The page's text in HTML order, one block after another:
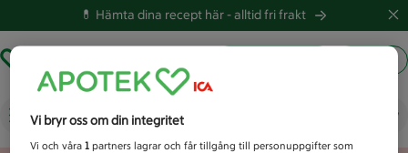
💊 Hämta dina recept här -alltid fri frakt
Vad letar du efter idag?
Vi bryr oss om din integritet
Vi och våra1 partners lagrar och får tillgång till personuppgifter som